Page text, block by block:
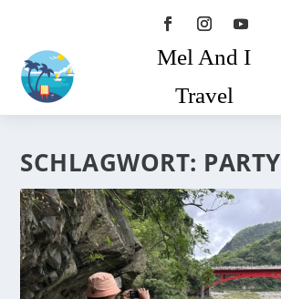
Mel And I
Travel
SCHLAGWORT: PARTY